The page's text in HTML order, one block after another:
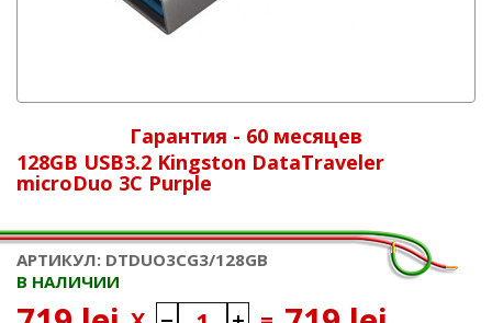
Гарантия - 60 месяцев
128GB USB3.2 Kingston DataTraveler
microDuo 3C Purple
АРТИКУЛ: DTDUO3CG3/128GB
В НАЛИЧИИ